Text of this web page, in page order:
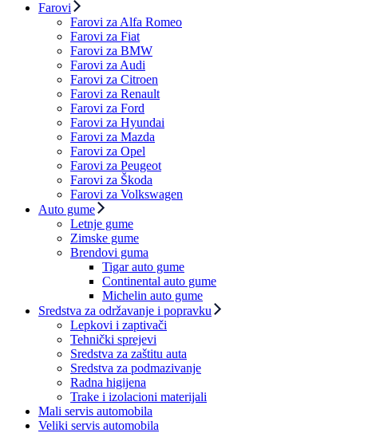
Farovi
Farovi za Alfa Romeo
Farovi za Fiat
Farovi za BMW
Farovi za Audi
Farovi za Citroen
Farovi za Renault
Farovi za Ford
Farovi za Hyundai
Farovi za Mazda
Farovi za Opel
Farovi za Peugeot
Farovi za Škoda
Farovi za Volkswagen
Auto gume
Letnje gume
Zimske gume
Brendovi guma
Tigar auto gume
Continental auto gume
Michelin auto gume
Sredstva za održavanje i popravku
Lepkovi i zaptivači
Tehnički sprejevi
Sredstva za zaštitu auta
Sredstva za podmazivanje
Radna higijena
Trake i izolacioni materijali
Mali servis automobila
Veliki servis automobila